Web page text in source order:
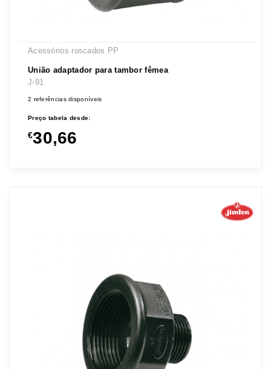
Acessórios roscados PP
União adaptador para tambor fêmea
J-91
2 referências disponíveis
Preço tabela desde:
€30,66